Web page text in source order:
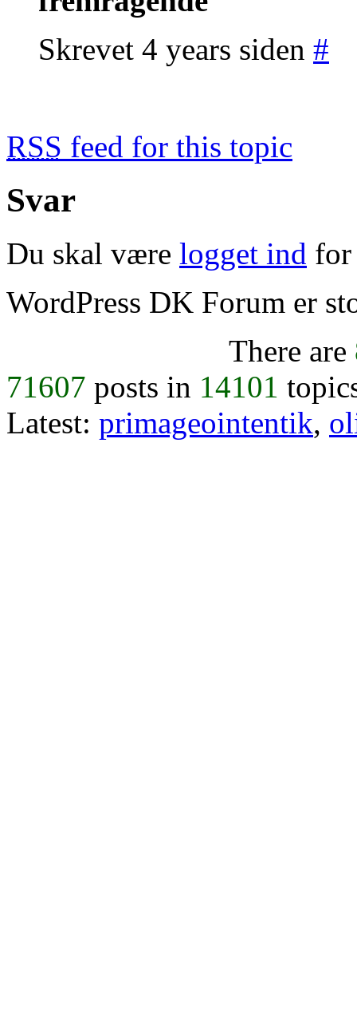
Skrevet 4 years siden #
RSS feed for this topic
Svar
Du skal være logget ind for
WordPress DK Forum er
There are
71607 posts in 14101
Latest: primageointentik,